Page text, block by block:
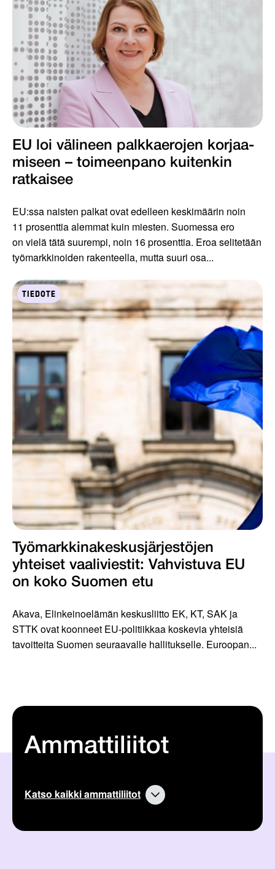
EU loi välineen palkkaerojen korjaa­
miseen – toimeenpano kuiten­kin
ratkaisee
EU:ssa naisten palkat ovat edelleen keskimäärin noin
11 prosenttia alemmat kuin miesten. Suomessa ero
on vielä tätä suurempi, noin 16 prosenttia. Eroa selitetään
työmarkkinoiden rakenteella, mutta suuri osa...
TIEDOTE
Työmarkkinakeskus­järjestöjen
yhteiset vaaliviestit: Vahvis­tuva EU
on koko Suomen etu
Akava, Elinkeinoelämän keskusliitto EK, KT, SAK ja
STTK ovat koonneet EU-politiikkaa koskevia yhteisiä
tavoitteita Suomen seuraavalle hallitukselle. Euroopan...
Ammattiliitot
Katso kaikki ammattiliitot